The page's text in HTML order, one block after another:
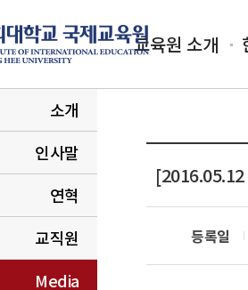
교육원 소개
소개
인사말
연혁
교직원
Media
[2016.05.12
등록일